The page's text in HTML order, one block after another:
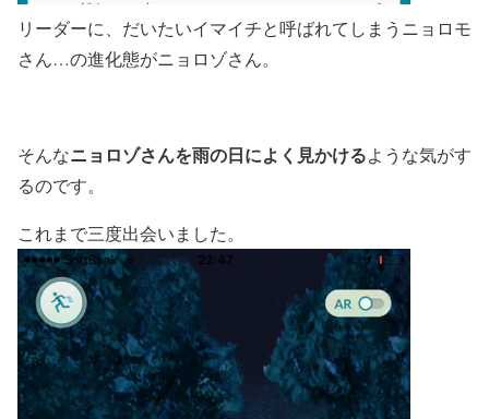
リーダーに、だいたいイマイチと呼ばれてしまうニョロモ
さん…の進化態がニョロゾさん。
そんなニョロゾさんを雨の日によく見かけるような気がす
るのです。
これまで三度出会いました。